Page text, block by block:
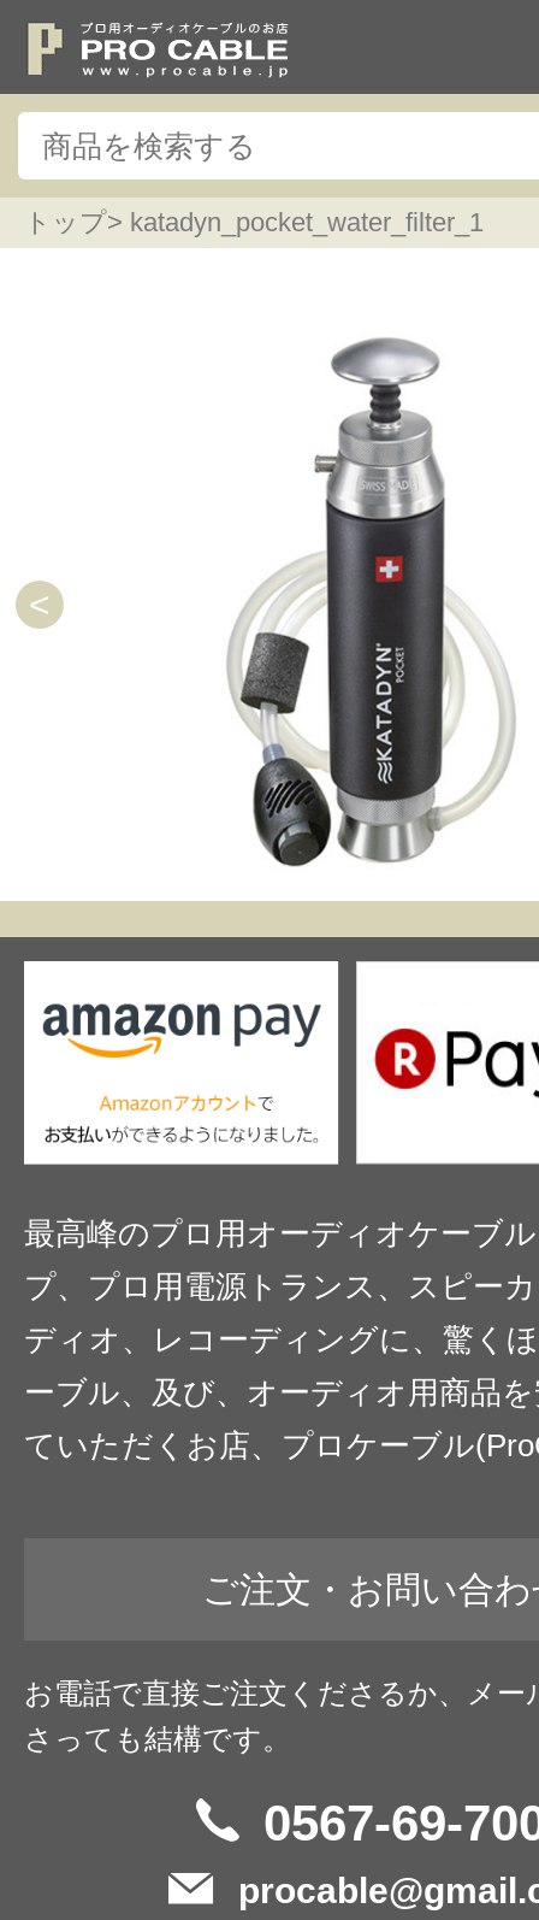
トップ> katadyn_pocket_water_filter_1
最高峰のプロ用オーディオケーブ
プ、プロ用電源トランス、スピー
ディオ、レコーディングに、驚く
ーブル、及び、オーディオ用商品
ていただくお店、プロケーブル
ご注文・お問い合
お電話で直接ご注文くださるか、メー
さっても結構です。
0567-69-